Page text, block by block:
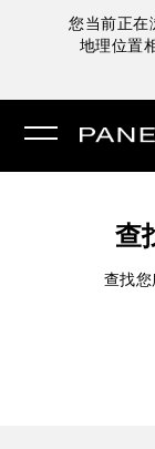
您当前正在
地理位置
查
查找您